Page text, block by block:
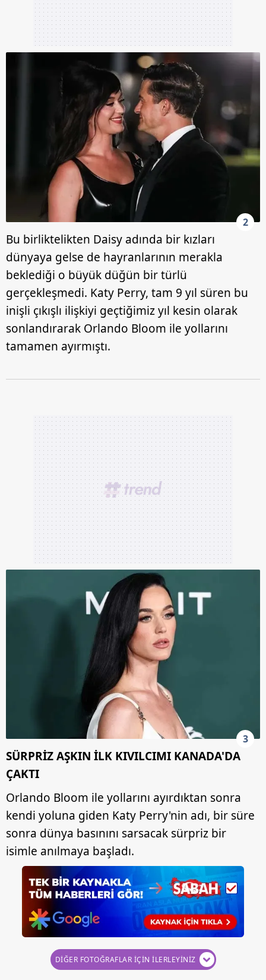
2
Bu birliktelikten Daisy adında bir kızları
dünyaya gelse de hayranlarının merakla
beklediği o büyük düğün bir türlü
gerçekleşmedi. Katy Perry, tam 9 yıl süren bu
inişli çıkışlı ilişkiyi geçtiğimiz yıl kesin olarak
sonlandırarak Orlando Bloom ile yollarını
tamamen ayırmıştı.
3
SÜRPRİZ AŞKIN İLK KIVILCIMI KANADA'DA
ÇAKTI
Orlando Bloom ile yollarını ayırdıktan sonra
kendi yoluna giden Katy Perry'nin adı, bir süre
sonra dünya basınını sarsacak sürpriz bir
isimle anılmaya başladı.
DİĞER FOTOĞRAFLAR İÇİN İLERLEYİNİZ